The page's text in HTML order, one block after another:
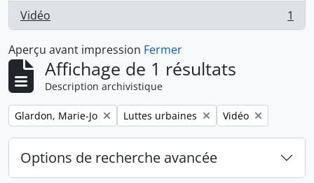
Vidéo
, 1 résultats 1
Aperçu avant impression Fermer
Affichage de 1 résultats
Description archivistique
Remove filter:
Glardon, Marie-Jo Remove filter:
Luttes urbaines Remove filter:
Vidéo
Options de recherche avancée